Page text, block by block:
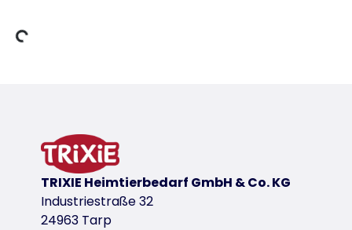
Loading Data
TRIXIE Heimtierbedarf GmbH & Co. KG
Industriestraße 32
24963 Tarp